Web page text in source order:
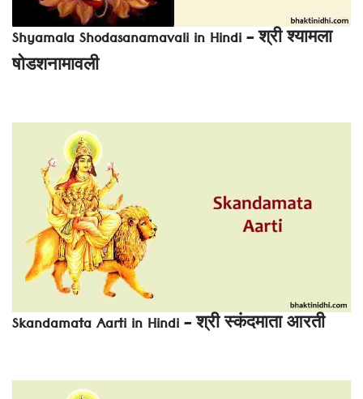
Shyamala Shodasanamavali in Hindi – श्री श्यामला
षोडशनामावली
Skandamata Aarti in Hindi – श्री स्कंदमाता आरती